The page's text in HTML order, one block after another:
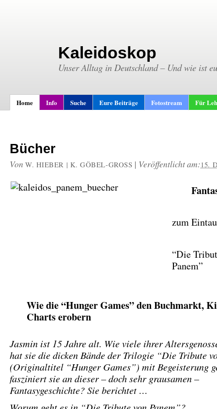
Kaleidoskop
Unser Alltag in Deutschland – Und wie ist
Home Info Suche Eure Beiträge Fotostream Für
Bücher
Von W. HIEBER | K. GÖBEL-GROSS | Veröffentlicht am:15.
zum
“Die
Panem”
Wie die “Hunger Games” den Buchmarkt,
Charts erobern
Jasmin ist 15 Jahre alt. Wie viele ihrer
hat sie die dicken Bände der Trilogie “Die Tribute
(Originaltitel “Hunger Games”) mit Begeisterung
fasziniert sie an dieser – doch sehr grausamen –
Fantasygeschichte? Sie berichtet …